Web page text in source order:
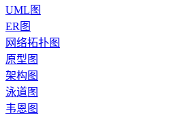
UML图
ER图
网络拓扑图
原型图
架构图
泳道图
韦恩图